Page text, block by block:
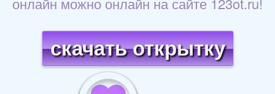
скачать открытку